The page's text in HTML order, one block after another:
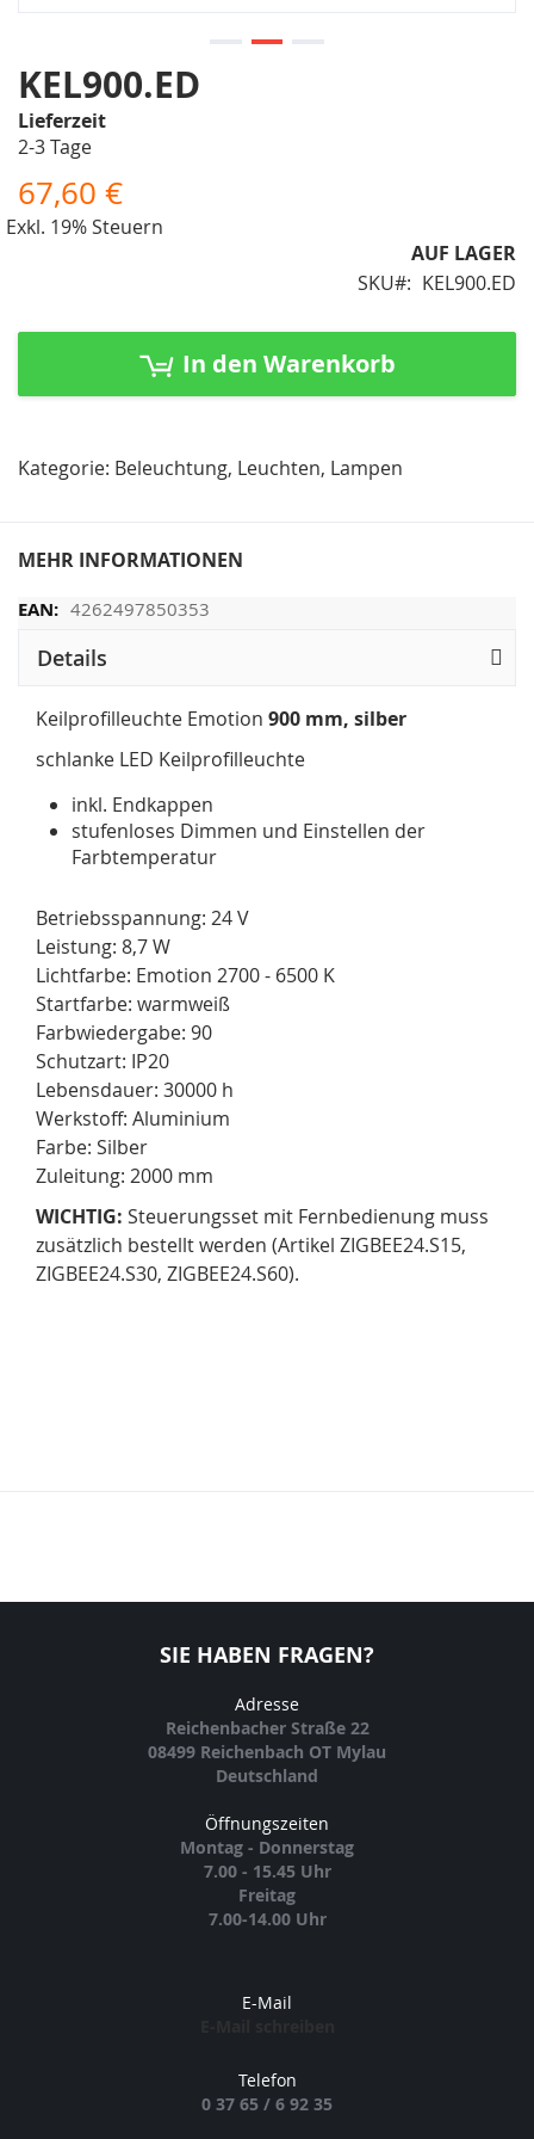
KEL900.ED
Lieferzeit
2-3 Tage
67,60 €
Exkl. 19% Steuern
AUF LAGER
SKU
KEL900.ED
In den Warenkorb
Kategorie: Beleuchtung, Leuchten, Lampen
MEHR INFORMATIONEN
4262497850353
Zum
Anfang
der
Bildergalerie
springen
Details
Keilprofilleuchte Emotion 900 mm, silber
schlanke LED Keilprofilleuchte
inkl. Endkappen
stufenloses Dimmen und Einstellen der
Farbtemperatur
Betriebsspannung: 24 V
Leistung: 8,7 W
Lichtfarbe: Emotion 2700 - 6500 K
Startfarbe: warmweiß
Farbwiedergabe: 90
Schutzart: IP20
Lebensdauer: 30000 h
Werkstoff: Aluminium
Farbe: Silber
Zuleitung: 2000 mm
WICHTIG: Steuerungsset mit Fernbedienung muss
zusätzlich bestellt werden (Artikel ZIGBEE24.S15,
ZIGBEE24.S30, ZIGBEE24.S60).
SIE HABEN FRAGEN?
Adresse
Reichenbacher Straße 22
08499 Reichenbach OT Mylau
Deutschland
Öffnungszeiten
Montag - Donnerstag
7.00 - 15.45 Uhr
Freitag
7.00-14.00 Uhr
E-Mail
Telefon
0 37 65 / 6 92 35